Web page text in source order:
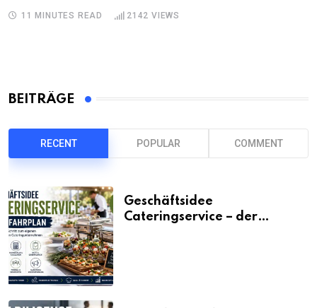
11 MINUTES READ 2142 VIEWS
BEITRÄGE
RECENT POPULAR COMMENT
Geschäftsidee
Cateringservice – der